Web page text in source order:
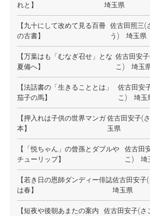
れと】
埼玉県
【九十にして改めて見る百冊
の古書】
佐古田照三(
う) 埼玉県
【万葉はも「むなぎ召せ」とな
夏備へ】
佐古田安
こ) 埼玉
【法話書の「生きることとは」
茄子の馬】
佐古田安
こ) 埼玉
【押入れは子供の世界マンガ
本】
佐古田安子(
玉県
【「悦ちゃん」の曾孫とダブルや
チューリップ】
佐古田
こ) 埼
【若き日の恩師ダンディー俳誌
は春】
佐古田安
埼玉県
【短夜や後朝あまたの案内
佐古田安子(